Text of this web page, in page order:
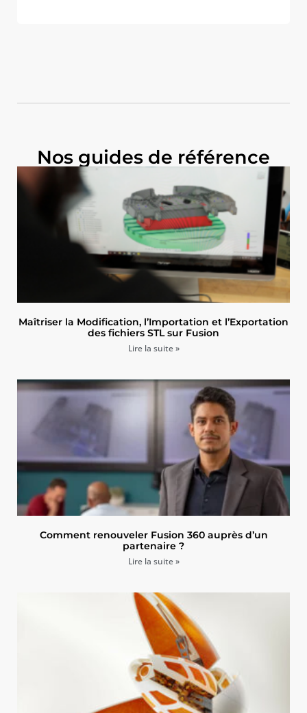
Nos guides de référence
Maîtriser la Modification, l’Importation et l’Exportation
des fichiers STL sur Fusion
Lire la suite »
Comment renouveler Fusion 360 auprès d’un
partenaire ?
Lire la suite »